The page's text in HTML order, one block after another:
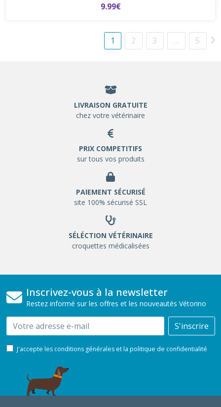
9.99€
1 2 3 … 5
LIVRAISON GRATUITE
chez votre vétérinaire
PRIX COMPETITIFS
sur tous vos produits
PAIEMENT SÉCURISÉ
site 100% sécurisé SSL
SÉLÉCTION VÉTÉRINAIRE
croquettes médicalisées
Inscrivez-vous à la newsletter
Restez informé sur les offres et les nouveautés Vétorino
Email S'inscrire
J'accepte les conditions générales et la politique de confidentialité